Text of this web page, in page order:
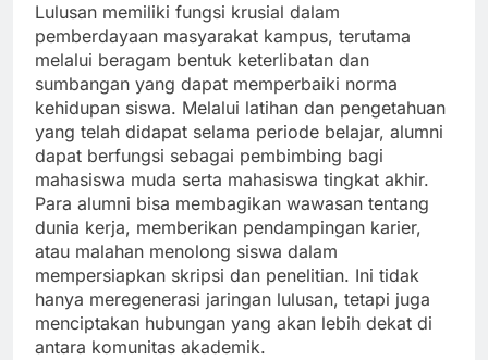
Lulusan memiliki fungsi krusial dalam
pemberdayaan masyarakat kampus, terutama
melalui beragam bentuk keterlibatan dan
sumbangan yang dapat memperbaiki norma
kehidupan siswa. Melalui latihan dan pengetahuan
yang telah didapat selama periode belajar, alumni
dapat berfungsi sebagai pembimbing bagi
mahasiswa muda serta mahasiswa tingkat akhir.
Para alumni bisa membagikan wawasan tentang
dunia kerja, memberikan pendampingan karier,
atau malahan menolong siswa dalam
mempersiapkan skripsi dan penelitian. Ini tidak
hanya meregenerasi jaringan lulusan, tetapi juga
menciptakan hubungan yang akan lebih dekat di
antara komunitas akademik.